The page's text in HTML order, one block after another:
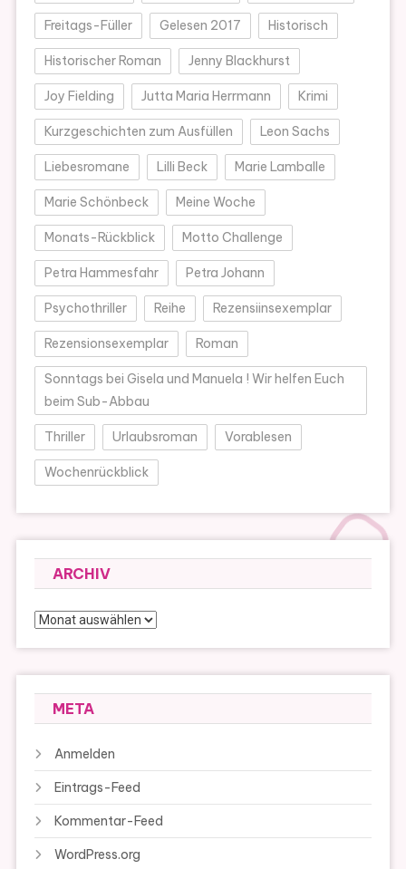
Freitags-Füller Gelesen 2017 Historisch
Historischer Roman Jenny Blackhurst
Joy Fielding Jutta Maria Herrmann Krimi
Kurzgeschichten zum Ausfüllen Leon Sachs
Liebesromane Lilli Beck Marie Lamballe
Marie Schönbeck Meine Woche
Monats-Rückblick Motto Challenge
Petra Hammesfahr Petra Johann
Psychothriller Reihe Rezensiinsexemplar
Rezensionsexemplar Roman
Sonntags bei Gisela und Manuela ! Wir helfen Euch
beim Sub-Abbau
Thriller Urlaubsroman Vorablesen
Wochenrückblick
ARCHIV
Archiv
META
Anmelden
Eintrags-Feed
Kommentar-Feed
WordPress.org